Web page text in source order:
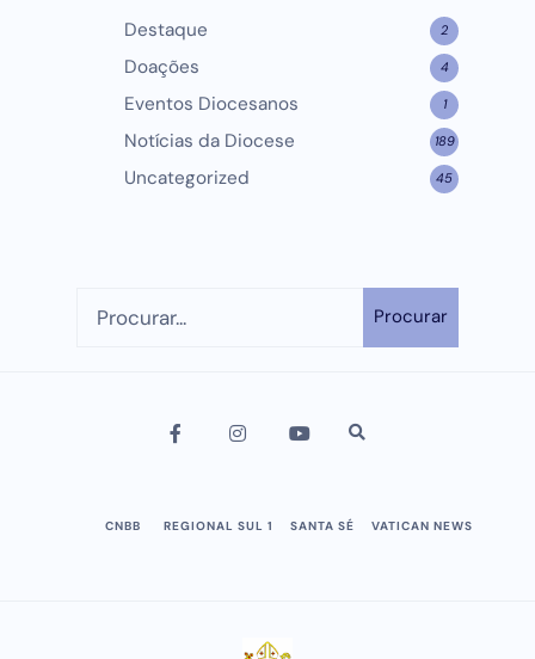
Destaque 2
Doações 4
Eventos Diocesanos 1
Notícias da Diocese 189
Uncategorized 45
Procurar
CNBB REGIONAL SUL 1 SANTA SÉ VATICAN NEWS